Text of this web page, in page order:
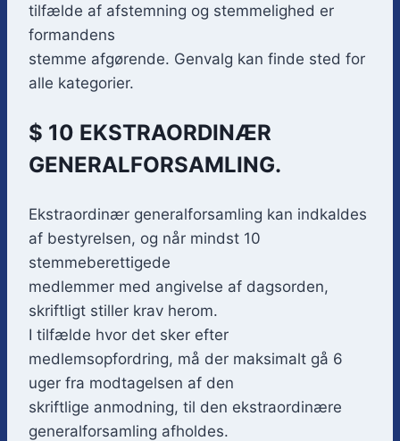
tilfælde af afstemning og stemmelighed er
formandens
stemme afgørende. Genvalg kan finde sted for
alle kategorier.
$ 10 EKSTRAORDINÆR
GENERALFORSAMLING.
Ekstraordinær generalforsamling kan indkaldes
af bestyrelsen, og når mindst 10
stemmeberettigede
medlemmer med angivelse af dagsorden,
skriftligt stiller krav herom.
I tilfælde hvor det sker efter
medlemsopfordring, må der maksimalt gå 6
uger fra modtagelsen af den
skriftlige anmodning, til den ekstraordinære
generalforsamling afholdes.